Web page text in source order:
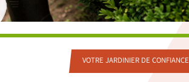
VOTRE JARDINIER DE CONFIANCE